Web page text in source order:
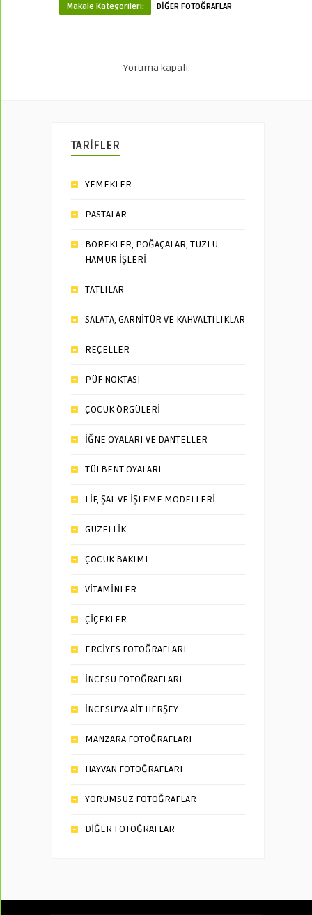
Makale Kategorileri: DİĞER FOTOĞRAFLAR
Yoruma kapalı.
TARİFLER
YEMEKLER
PASTALAR
BÖREKLER, POĞAÇALAR, TUZLU
HAMUR İŞLERİ
TATLILAR
SALATA, GARNİTÜR VE KAHVALTILIKLAR
REÇELLER
PÜF NOKTASI
ÇOCUK ÖRGÜLERİ
İĞNE OYALARI VE DANTELLER
TÜLBENT OYALARI
LİF, ŞAL VE İŞLEME MODELLERİ
GÜZELLİK
ÇOCUK BAKIMI
VİTAMİNLER
ÇİÇEKLER
ERCİYES FOTOĞRAFLARI
İNCESU FOTOĞRAFLARI
İNCESU’YA AİT HERŞEY
MANZARA FOTOĞRAFLARI
HAYVAN FOTOĞRAFLARI
YORUMSUZ FOTOĞRAFLAR
DİĞER FOTOĞRAFLAR